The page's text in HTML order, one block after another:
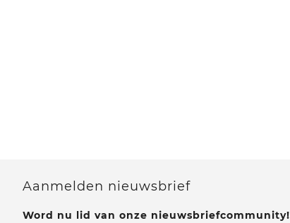
Aanmelden nieuwsbrief
Word nu lid van onze nieuwsbriefcommunity!